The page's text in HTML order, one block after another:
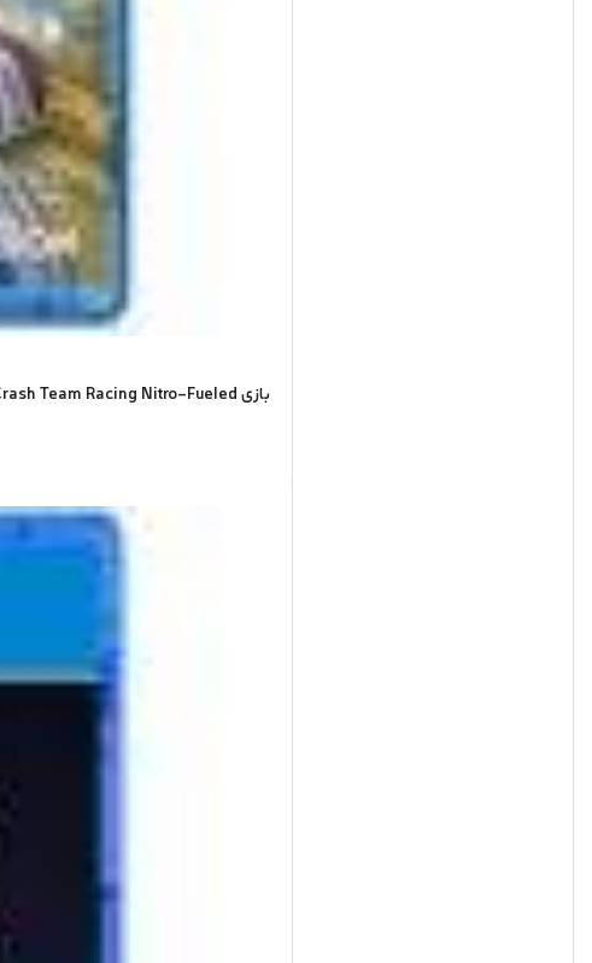
بازی Crash Team Racing Nitro-Fueled مخصوص PS4